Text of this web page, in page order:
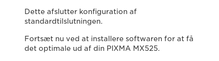
Dette afslutter konfiguration af
standardtilslutningen.
Fortsæt nu ved at installere softwaren for at få
det optimale ud af din PIXMA MX525.